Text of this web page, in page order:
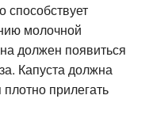
способствует
молочной
должен появиться
Капуста должна
прилегать